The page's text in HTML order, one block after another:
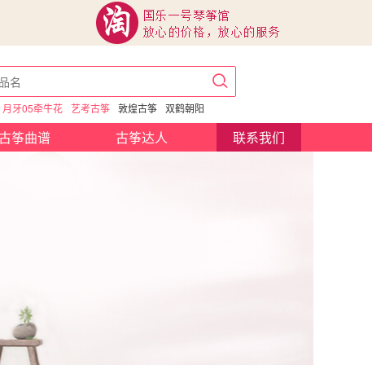
月牙05牵牛花 艺考古筝 敦煌古筝 双鹤朝阳
筝曲谱 古筝达人 联系我们